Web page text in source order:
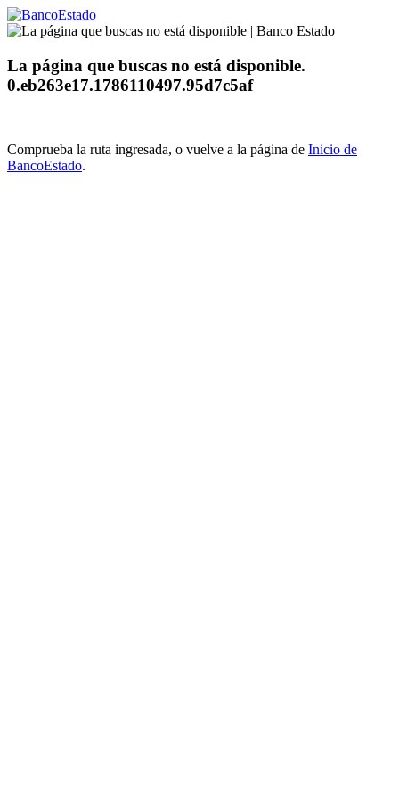
La página que buscas no está disponible.
0.eb263e17.1786110497.95d7c5af
Comprueba la ruta ingresada, o vuelve a la página de Inicio de
BancoEstado.